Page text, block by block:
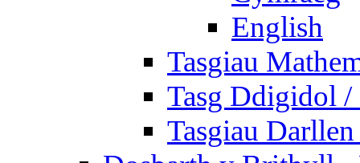
English
Tasgiau
Tasg Ddigidol
Tasgiau